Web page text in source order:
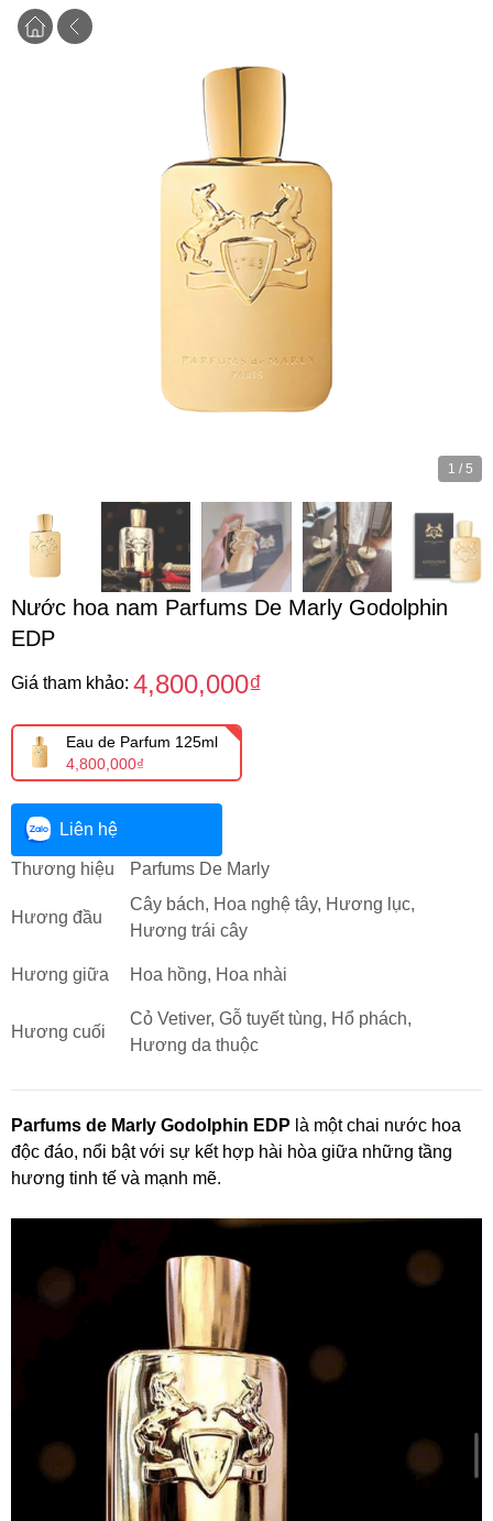
1 / 5
Nước hoa nam Parfums De Marly Godolphin
EDP
Giá tham khảo: 4,800,000₫
Eau de Parfum 125ml
4,800,000₫
Liên hệ
Thương hiệu Parfums De Marly
Hương đầu
Cây bách, Hoa nghệ tây, Hương lục,
Hương trái cây
Hương giữa Hoa hồng, Hoa nhài
Hương cuối
Cỏ Vetiver, Gỗ tuyết tùng, Hổ phách,
Hương da thuộc
Parfums de Marly Godolphin EDP là một chai nước hoa
độc đáo, nổi bật với sự kết hợp hài hòa giữa những tầng
hương tinh tế và mạnh mẽ.